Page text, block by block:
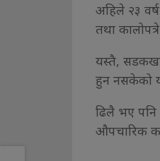
अहिले २३
तथा
यस्तै,
हुन नसकेको
ढिलै भए पनि
औपचारिक